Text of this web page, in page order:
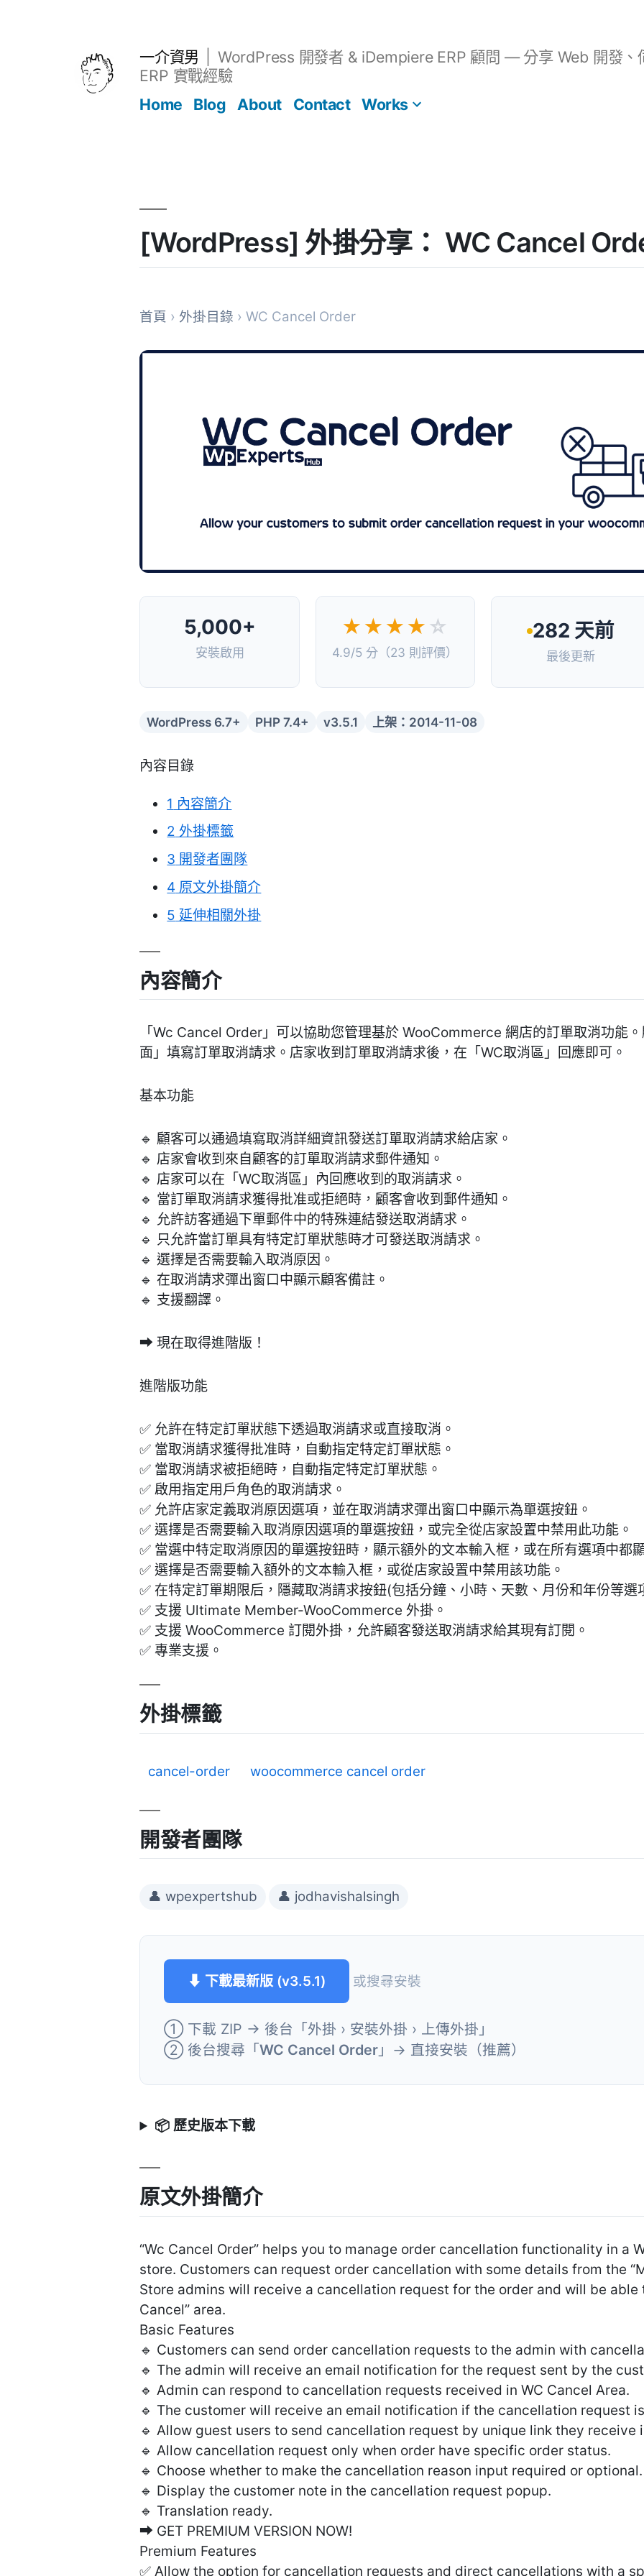
一介資男
WordPress 開發者 & iDempiere ERP 顧問 — 分享 Web 開發、
ERP 實戰經驗
Home
Blog About Contact Works
[WordPress] 外掛分享： WC Cancel
首頁 › 外掛目錄 › WC Cancel Order
5,000+
安裝啟用
★★★★ ☆
4.9/5 分（23 則評價）
282 天前
最後更新
WordPress 6.7+ PHP 7.4+ v3.5.1 上架：2014-11-08
內容目錄
1 內容簡介
2 外掛標籤
3 開發者團隊
4 原文外掛簡介
5 延伸相關外掛
內容簡介
「Wc Cancel Order」可以協助您管理基於 WooCommerce 網店的訂單取消功能
面」填寫訂單取消請求。店家收到訂單取消請求後，在「WC取消區」回應即可。
基本功能
🔹 顧客可以通過填寫取消詳細資訊發送訂單取消請求給店家。
🔹 店家會收到來自顧客的訂單取消請求郵件通知。
🔹 店家可以在「WC取消區」內回應收到的取消請求。
🔹 當訂單取消請求獲得批准或拒絕時，顧客會收到郵件通知。
🔹 允許訪客通過下單郵件中的特殊連結發送取消請求。
🔹 只允許當訂單具有特定訂單狀態時才可發送取消請求。
🔹 選擇是否需要輸入取消原因。
🔹 在取消請求彈出窗口中顯示顧客備註。
🔹 支援翻譯。
➡ 現在取得進階版！
進階版功能
✅ 允許在特定訂單狀態下透過取消請求或直接取消。
✅ 當取消請求獲得批准時，自動指定特定訂單狀態。
✅ 當取消請求被拒絕時，自動指定特定訂單狀態。
✅ 啟用指定用戶角色的取消請求。
✅ 允許店家定義取消原因選項，並在取消請求彈出窗口中顯示為單選按鈕。
✅ 選擇是否需要輸入取消原因選項的單選按鈕，或完全從店家設置中禁用此功能。
✅ 當選中特定取消原因的單選按鈕時，顯示額外的文本輸入框，或在所有選項中都
✅ 選擇是否需要輸入額外的文本輸入框，或從店家設置中禁用該功能。
✅ 在特定訂單期限后，隱藏取消請求按鈕(包括分鐘、小時、天數、月份和年份等選
✅ 支援 Ultimate Member-WooCommerce 外掛。
✅ 支援 WooCommerce 訂閱外掛，允許顧客發送取消請求給其現有訂閱。
✅ 專業支援。
外掛標籤
cancel-order woocommerce cancel order
開發者團隊
👤 wpexpertshub 👤 jodhavishalsingh
⬇ 下載最新版 (v3.5.1) 或搜尋安裝
① 下載 ZIP → 後台「外掛 › 安裝外掛 › 上傳外掛」
② 後台搜尋「WC Cancel Order 」→ 直接安裝（推薦）
📦 歷史版本下載
原文外掛簡介
“Wc Cancel Order” helps you to manage order cancellation functionality in a
store. Customers can request order cancellation with some details from the
Store admins will receive a cancellation request for the order and will be able
Cancel” area.
Basic Features
🔹 Customers can send order cancellation requests to the admin with
🔹 The admin will receive an email notification for the request sent by the
🔹 Admin can respond to cancellation requests received in WC Cancel Area.
🔹 The customer will receive an email notification if the cancellation request
🔹 Allow guest users to send cancellation request by unique link they receive
🔹 Allow cancellation request only when order have specific order status.
🔹 Choose whether to make the cancellation reason input required or optional.
🔹 Display the customer note in the cancellation request popup.
🔹 Translation ready.
➡ GET PREMIUM VERSION NOW!
Premium Features
✅ Allow the option for cancellation requests and direct cancellations with a